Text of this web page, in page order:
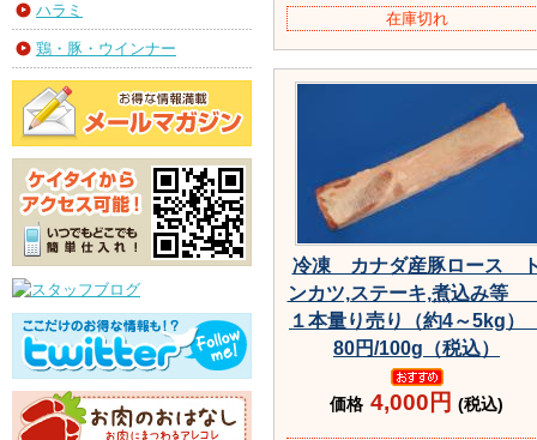
ハラミ
鶏・豚・ウインナー
在庫切れ
冷凍 カナダ産豚ロース
ンカツ,ステーキ,煮込み
１本量り売り（約4～5kg
80円/100g（税込）
価格 4,000円 (税込)